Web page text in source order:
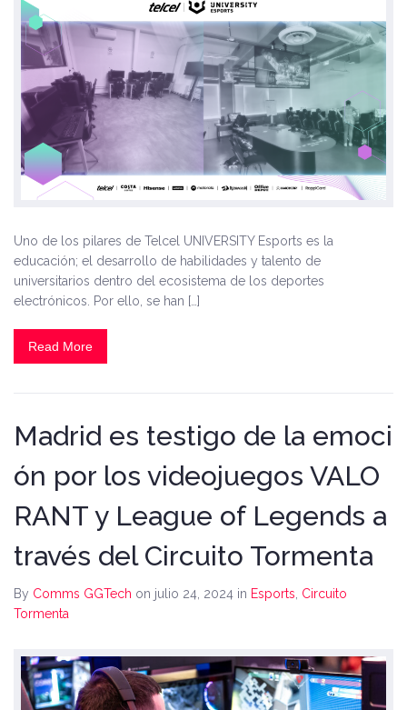
Uno de los pilares de Telcel UNIVERSITY Esports es la
educación; el desarrollo de habilidades y talento de
universitarios dentro del ecosistema de los deportes
electrónicos. Por ello, se han […]
Read More
Madrid es testigo de la emoci
ón por los videojuegos VALO
RANT y League of Legends a
través del Circuito Tormenta
By Comms GGTech on julio 24, 2024 in Esports, Circuito
Tormenta